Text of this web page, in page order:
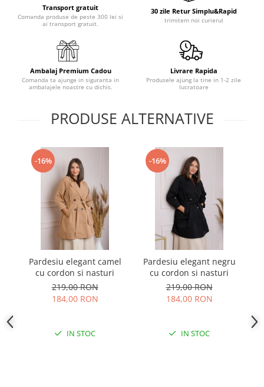
Transport gratuit
Comanda produse de peste 300 lei si
ai transport gratuit.
30 zile Retur Simplu&Rapid
trimitem noi curierul
Ambalaj Premium Cadou
Comanda ta ajunge in siguranta in
ambalajele noastre cu dichis.
Livrare Rapida
Produsele ajung la tine in 1-2 zile
lucratoare
PRODUSE ALTERNATIVE
-16%
Pardesiu elegant camel
cu cordon si nasturi
219,00 RON
184,00 RON
IN STOC
-16%
Pardesiu elegant negru
cu cordon si nasturi
219,00 RON
184,00 RON
IN STOC